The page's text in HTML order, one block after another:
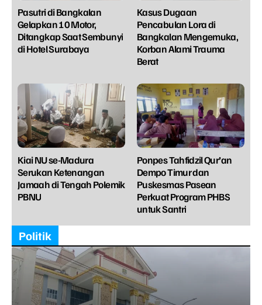
Pasutri di Bangkalan
Gelapkan 10 Motor,
Ditangkap Saat Sembunyi
di Hotel Surabaya
Kasus Dugaan
Pencabulan Lora di
Bangkalan Mengemuka,
Korban Alami Trauma
Berat
Kiai NU se-Madura
Serukan Ketenangan
Jamaah di Tengah Polemik
PBNU
Ponpes Tahfidzil Qur’an
Dempo Timur dan
Puskesmas Pasean
Perkuat Program PHBS
untuk Santri
Politik